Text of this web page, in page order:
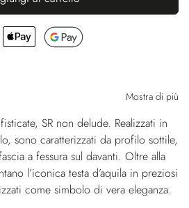
Mostra di più
SR non delude. Realizzati in
sono caratterizzati da profilo sottile,
a fessura sul davanti. Oltre alla
l’iconica testa d’aquila in preziosi
come simbolo di vera eleganza.